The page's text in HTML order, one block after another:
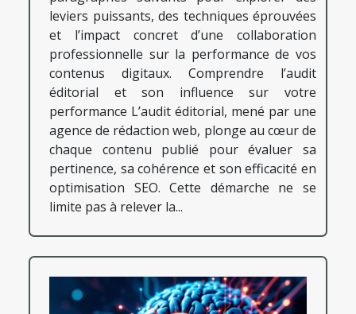
leviers puissants, des techniques éprouvées
et l’impact concret d’une collaboration
professionnelle sur la performance de vos
contenus digitaux. Comprendre l’audit
éditorial et son influence sur votre
performance L’audit éditorial, mené par une
agence de rédaction web, plonge au cœur de
chaque contenu publié pour évaluer sa
pertinence, sa cohérence et son efficacité en
optimisation SEO. Cette démarche ne se
limite pas à relever la...